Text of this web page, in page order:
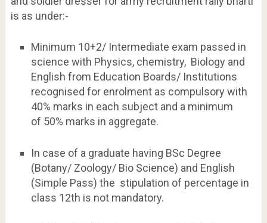
is as under:-
Minimum 10+2/ Intermediate exam passed in
science with Physics, chemistry, Biology and
English from Education Boards/ Institutions
recognised for enrolment as compulsory with
40% marks in each subject and a minimum
of 50% marks in aggregate.
In case of a graduate having BSc Degree
(Botany/ Zoology/ Bio Science) and English
(Simple Pass) the stipulation of percentage in
class 12th is not mandatory.